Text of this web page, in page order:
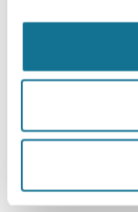
de Crisalix
borstvergroting in